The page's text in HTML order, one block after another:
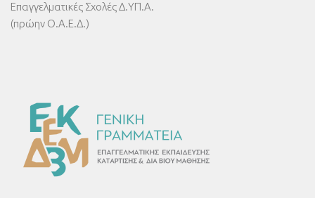
Επαγγελματικές Σχολές Δ.ΥΠ.Α.
(πρώην Ο.Α.Ε.Δ.)